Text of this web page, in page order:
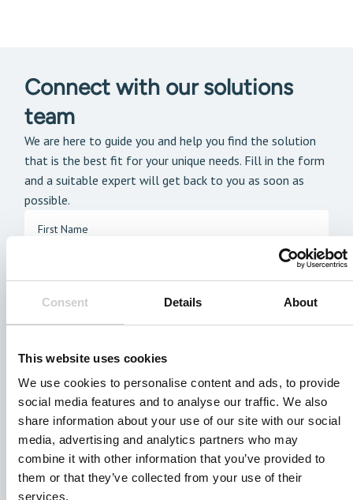
Consent Details About
This website uses cookies
We use cookies to personalise content and ads, to provide
social media features and to analyse our traffic. We also
share information about your use of our site with our social
media, advertising and analytics partners who may
combine it with other information that you’ve provided to
them or that they’ve collected from your use of their
services.
Connect with our solutions
team
We are here to guide you and help you find the solution
that is the best fit for your unique needs. Fill in the form
and a suitable expert will get back to you as soon as
possible.